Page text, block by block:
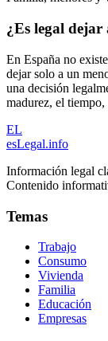
¿Es legal dejar
En España no
dejar solo a un
una decisión
madurez, el tiempo,
EL
esLegal.info
Información legal
Contenido
Temas
Trabajo
Consumo
Vivienda
Familia
Educación
Empresas